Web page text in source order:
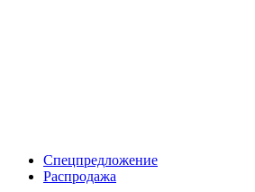
Спецпредложение
Распродажа